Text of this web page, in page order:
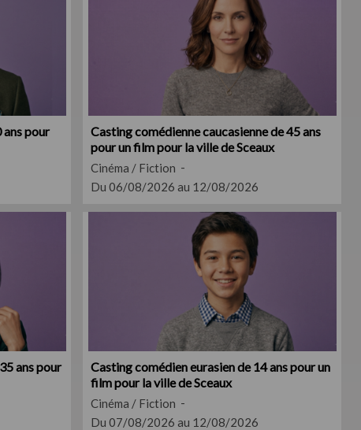
pour
Casting comédienne caucasienne de 45 ans
pour un film pour la ville de Sceaux
Cinéma / Fiction
Du 06/08/2026 au 12/08/2026
ans pour
Casting comédien eurasien de 14 ans pour un
film pour la ville de Sceaux
Cinéma / Fiction
Du 07/08/2026 au 12/08/2026